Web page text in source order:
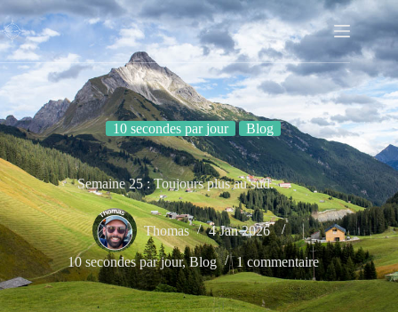
Passer
au
contenu
10 secondes par jour Blog
Semaine 25 : Toujours plus au sud.
Thomas 4 Jan 2026
10 secondes par jour,Blog 1 commentaire